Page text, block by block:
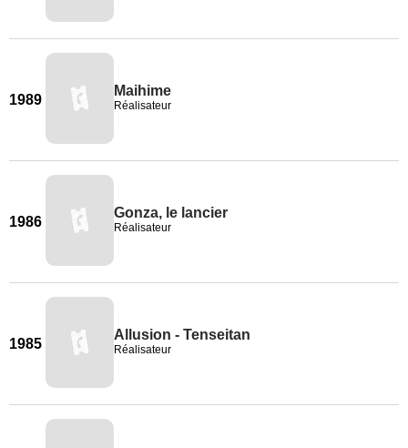
1989
Maihime
Réalisateur
1986
Gonza, le lancier
Réalisateur
1985
Allusion - Tenseitan
Réalisateur